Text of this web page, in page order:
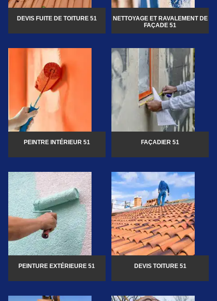
DEVIS FUITE DE TOITURE 51
NETTOYAGE ET RAVALEMENT DE
FAÇADE 51
PEINTRE INTÉRIEUR 51 FAÇADIER 51
PEINTURE EXTÉRIEURE 51 DEVIS TOITURE 51